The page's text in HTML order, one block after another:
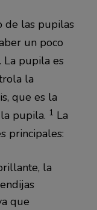
de las pupilas
un poco
La pupila es
la
que es la
pupila. 1 La
principales:
la
que